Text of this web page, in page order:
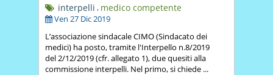
interpelli , medico competente
Ven 27 Dic 2019
L’associazione sindacale CIMO (Sindacato dei
medici) ha posto, tramite l'Interpello n.8/2019
del 2/12/2019 (cfr. allegato 1), due quesiti alla
commissione interpelli. Nel primo, si chiede ...